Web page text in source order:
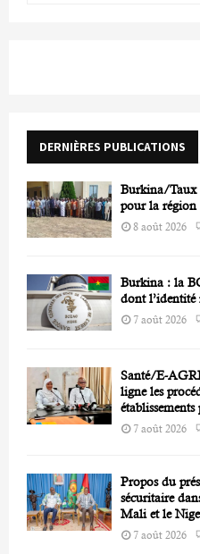
r
DERNIÈRES PUBLICATIONS
Burkina/Taux
pour la
8 août 2026
Burkina : la
dont l’identité
7 août 2026
Santé/E-
ligne les
établissements
7 août 2026
Propos du
sécuritaire
Mali et le
7 août 2026